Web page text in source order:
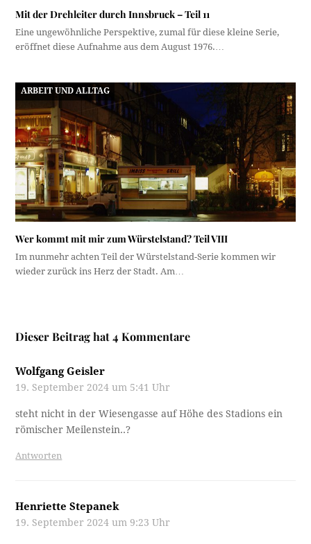
Mit der Drehleiter durch Innsbruck – Teil 11
Eine ungewöhnliche Perspektive, zumal für diese kleine Serie,
eröffnet diese Aufnahme aus dem August 1976.…
ARBEIT UND ALLTAG
Wer kommt mit mir zum Würstelstand? Teil VIII
Im nunmehr achten Teil der Würstelstand-Serie kommen wir
wieder zurück ins Herz der Stadt. Am…
Dieser Beitrag hat 4 Kommentare
Wolfgang Geisler
19. September 2024 um 5:41 Uhr
steht nicht in der Wiesengasse auf Höhe des Stadions ein
römischer Meilenstein..?
Antworten
Henriette Stepanek
19. September 2024 um 9:23 Uhr